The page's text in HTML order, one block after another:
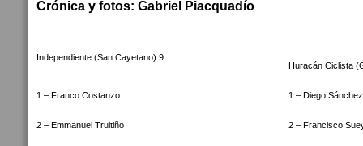
Crónica y fotos: Gabriel Piacquadío
Independiente (San Cayetano) 9
Huracán Ciclista
1 – Franco Costanzo 1 – Diego Sánchez
2 – Emmanuel Truitiño 2 – Francisco